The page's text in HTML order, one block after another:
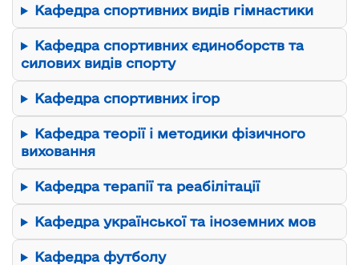
Кафедра спортивних видів гімнастики
Кафедра спортивних єдиноборств та
силових видів спорту
Кафедра спортивних ігор
Кафедра теорії і методики фізичного
виховання
Кафедра терапії та реабілітації
Кафедра української та іноземних мов
Кафедра футболу